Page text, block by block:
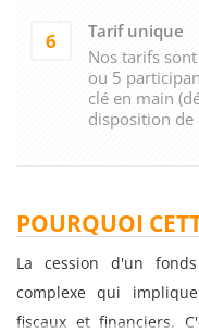
6
Tarif unique
Nos tarifs
ou 5
clé en main
disposition de
POURQUOI
La cession d'un
complexe qui
fiscaux et financiers.